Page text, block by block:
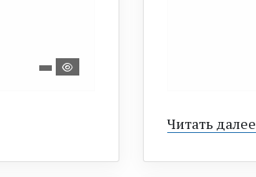
Читать далее